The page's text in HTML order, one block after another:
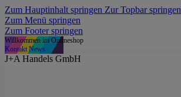
Zum Hauptinhalt springen Zur Topbar springen
Zum Menü springen
Zum Footer springen
Willkommen im Onlineshop
Kontakt News
J+A Handels GmbH